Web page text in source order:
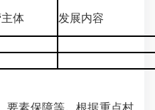
体 发展内容
素保障等。根据重点村